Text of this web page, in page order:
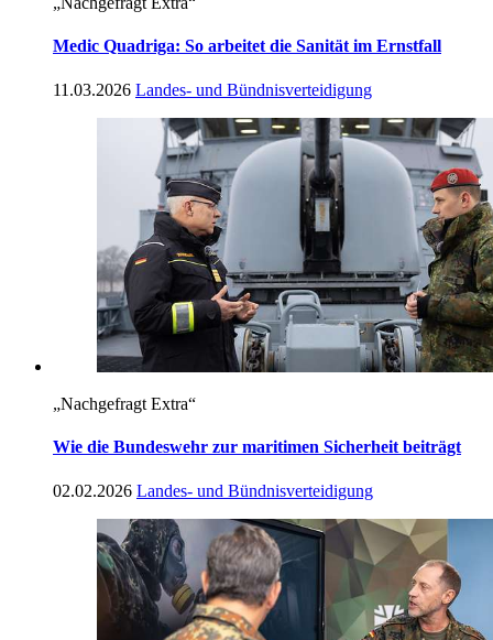
Medic Quadriga: So arbeitet die Sanität im Ernstfall
11.03.2026 Landes- und Bündnisverteidigung
„Nachgefragt Extra“
Wie die Bundeswehr zur maritimen Sicherheit beiträgt
02.02.2026 Landes- und Bündnisverteidigung